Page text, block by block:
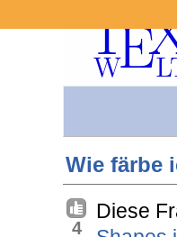
Wie färbe
4
Diese